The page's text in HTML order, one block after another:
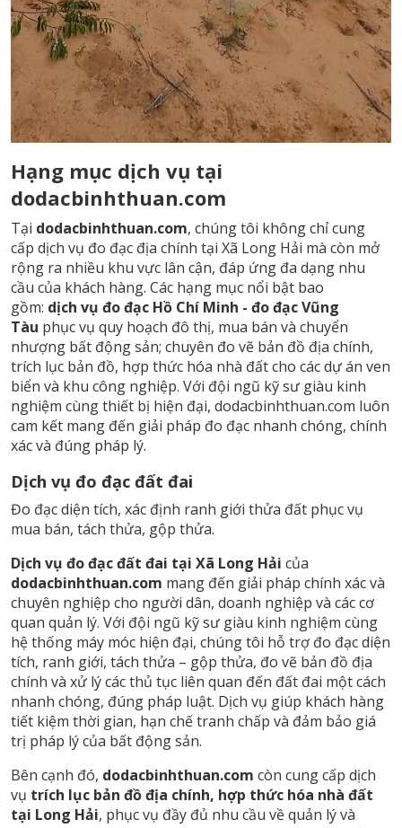
Hạng mục dịch vụ tại
dodacbinhthuan.com
Tại dodacbinhthuan.com, chúng tôi không chỉ cung
cấp dịch vụ đo đạc địa chính tại Xã Long Hải mà còn mở
rộng ra nhiều khu vực lân cận, đáp ứng đa dạng nhu
cầu của khách hàng. Các hạng mục nổi bật bao
gồm: dịch vụ đo đạc Hồ Chí Minh - đo đạc Vũng
Tàu phục vụ quy hoạch đô thị, mua bán và chuyển
nhượng bất động sản; chuyên đo vẽ bản đồ địa chính,
trích lục bản đồ, hợp thức hóa nhà đất cho các dự án ven
biển và khu công nghiệp. Với đội ngũ kỹ sư giàu kinh
nghiệm cùng thiết bị hiện đại, dodacbinhthuan.com luôn
cam kết mang đến giải pháp đo đạc nhanh chóng, chính
xác và đúng pháp lý.
Dịch vụ đo đạc đất đai
Đo đạc diện tích, xác định ranh giới thửa đất phục vụ
mua bán, tách thửa, gộp thửa.
Dịch vụ đo đạc đất đai tại Xã Long Hải của
dodacbinhthuan.com mang đến giải pháp chính xác và
chuyên nghiệp cho người dân, doanh nghiệp và các cơ
quan quản lý. Với đội ngũ kỹ sư giàu kinh nghiệm cùng
hệ thống máy móc hiện đại, chúng tôi hỗ trợ đo đạc diện
tích, ranh giới, tách thửa – gộp thửa, đo vẽ bản đồ địa
chính và xử lý các thủ tục liên quan đến đất đai một cách
nhanh chóng, đúng pháp luật. Dịch vụ giúp khách hàng
tiết kiệm thời gian, hạn chế tranh chấp và đảm bảo giá
trị pháp lý của bất động sản.
Bên cạnh đó, dodacbinhthuan.com còn cung cấp dịch
vụ trích lục bản đồ địa chính, hợp thức hóa nhà đất
tại Long Hải, phục vụ đầy đủ nhu cầu về quản lý và